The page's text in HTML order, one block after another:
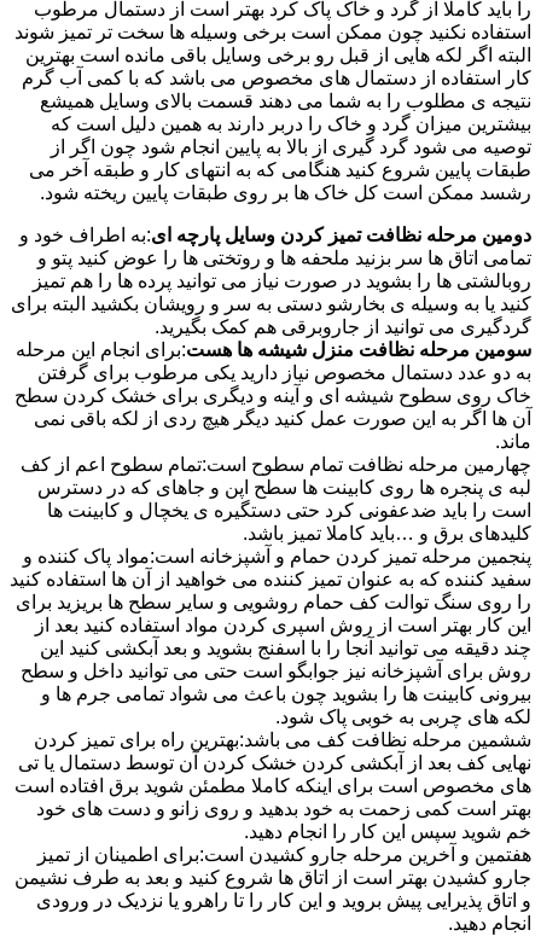
را باید کاملا از گرد و خاک پاک کرد بهتر است از دستمال مرطوب
استفاده نکنید چون ممکن است برخی وسیله ها سخت تر تمیز شوند
البته اگر لکه هایی از قبل رو برخی وسایل باقی مانده است بهترین
کار استفاده از دستمال های مخصوص می باشد که با کمی آب گرم
نتیجه ی مطلوب را به شما می دهند قسمت بالای وسایل همیشع
بیشترین میزان گرد و خاک را دربر دارند به همین دلیل است که
توصیه می شود گرد گیری از بالا به پایین انجام شود چون اگر از
طبقات پایین شروع کنید هنگامی که به انتهای کار و طبقه آخر می
رشسد ممکن است کل خاک ها بر روی طبقات پایین ریخته شود.
دومین مرحله نظافت تمیز کردن وسایل پارچه ای:به اطراف خود و
تمامی اتاق ها سر بزنید ملحفه ها و روتختی ها را عوض کنید پتو و
روبالشتی ها را بشوید در صورت نیاز می توانید پرده ها را هم تمیز
کنید یا به وسیله ی بخارشو دستی به سر و رویشان بکشید البته برای
گردگیری می توانید از جاروبرقی هم کمک بگیرید.
سومین مرحله نظافت منزل شیشه ها هست:برای انجام این مرحله
به دو عدد دستمال مخصوص نیاز دارید یکی مرطوب برای گرفتن
خاک روی سطوح شیشه ای و آینه و دیگری برای خشک کردن سطح
آن ها اگر به این صورت عمل کنید دیگر هیچ ردی از لکه باقی نمی
ماند.
چهارمین مرحله نظافت تمام سطوح است:تمام سطوح اعم از کف
لبه ی پنجره ها روی کابینت ها سطح اپن و جاهای که در دسترس
است را باید ضدعفونی کرد حتی دستگیره ی یخچال و کابینت ها
کلیدهای برق و …باید کاملا تمیز باشد.
پنجمین مرحله تمیز کردن حمام و آشپزخانه است:مواد پاک کننده و
سفید کننده که به عنوان تمیز کننده می خواهید از آن ها استفاده کنید
را روی سنگ توالت کف حمام روشویی و سایر سطح ها بریزید برای
این کار بهتر است از روش اسپری کردن مواد استفاده کنید بعد از
چند دقیقه می توانید آنجا را با اسفنج بشوید و بعد آبکشی کنید این
روش برای آشپزخانه نیز جوابگو است حتی می توانید داخل و سطح
بیرونی کابینت ها را بشوید چون باعث می شواد تمامی جرم ها و
لکه های چربی به خوبی پاک شود.
ششمین مرحله نظافت کف می باشد:بهترین راه برای تمیز کردن
نهایی کف بعد از آبکشی کردن خشک کردن آن توسط دستمال یا تی
های مخصوص است برای اینکه کاملا مطمئن شوید برق افتاده است
بهتر است کمی زحمت به خود بدهید و روی زانو و دست های خود
خم شوید سپس این کار را انجام دهید.
هفتمین و آخرین مرحله جارو کشیدن است:برای اطمینان از تمیز
جارو کشیدن بهتر است از اتاق ها شروع کنید و بعد به طرف نشیمن
و اتاق پذیرایی پیش بروید و این کار را تا راهرو یا نزدیک در ورودی
انجام دهید.